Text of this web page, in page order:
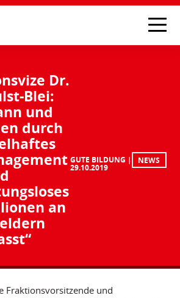
Dr.
Blei:
und
durch
an
GUTE BILDUNG
29.10.2019
NEWS
Fraktionsvorsitzende und